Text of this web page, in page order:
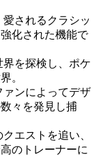
愛されるクラシッ
化された機能で
界を探検し、ポケ
。
ンによってデザ
々を発見し捕
エストを追い、
のトレーナーに